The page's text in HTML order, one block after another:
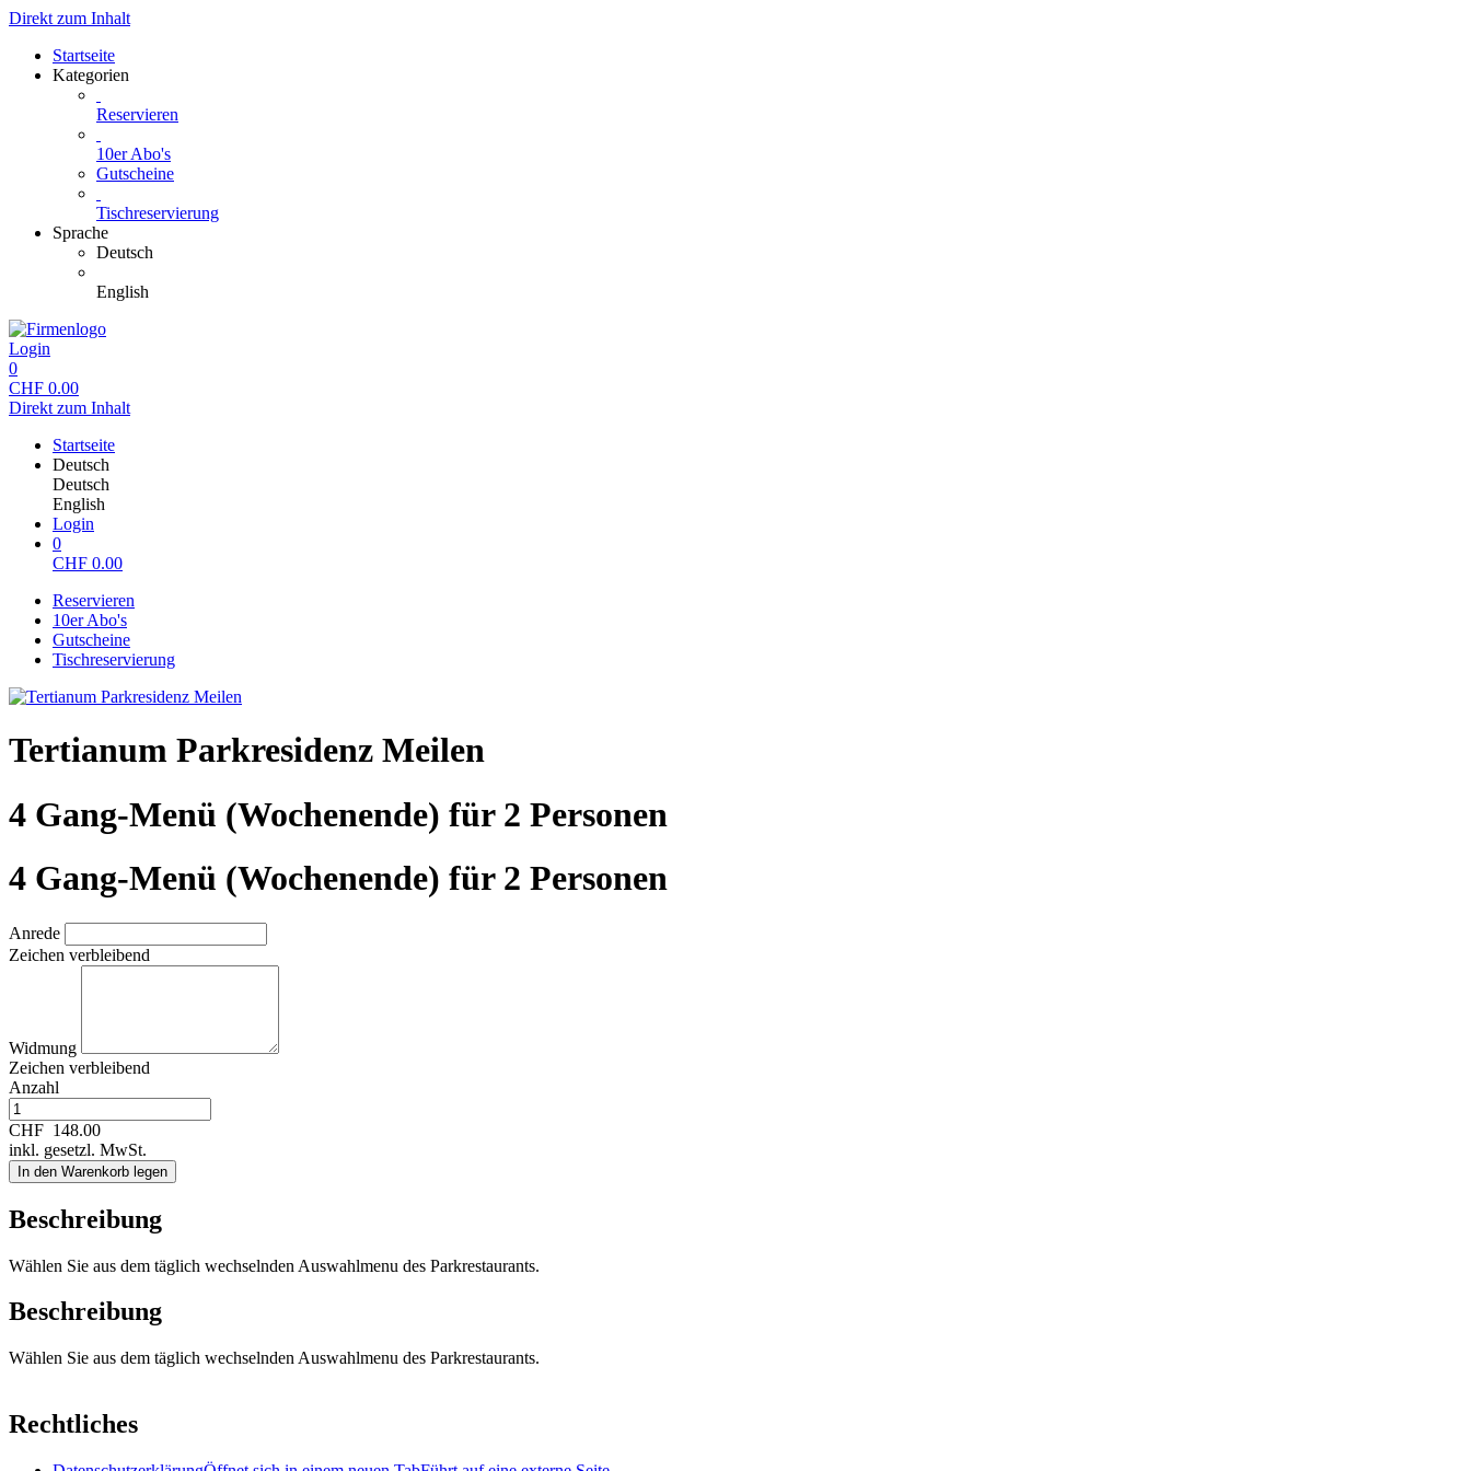
Direkt zum Inhalt
Startseite
Kategorien
Reservieren
10er Abo's
Gutscheine
Tischreservierung
Sprache
Deutsch
English
Login
0
CHF 0.00
Direkt zum Inhalt
Startseite
Deutsch
Deutsch
English
Login
0
CHF 0.00
Reservieren
10er Abo's
Gutscheine
Tischreservierung
Tertianum Parkresidenz Meilen
4 Gang-Menü (Wochenende) für 2 Personen
4 Gang-Menü (Wochenende) für 2 Personen
Anrede
Zeichen verbleibend
Widmung
Zeichen verbleibend
Anzahl
CHF 148.00
inkl. gesetzl. MwSt.
In den Warenkorb legen
Beschreibung
Wählen Sie aus dem täglich wechselnden Auswahlmenu des Parkrestaurants.
Beschreibung
Wählen Sie aus dem täglich wechselnden Auswahlmenu des Parkrestaurants.
Rechtliches